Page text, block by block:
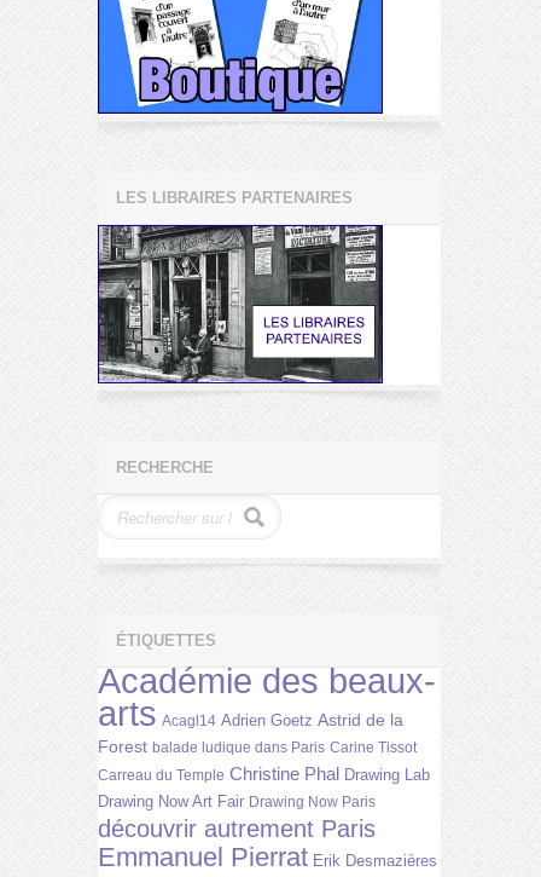
LES LIBRAIRES PARTENAIRES
RECHERCHE
ÉTIQUETTES
Académie des beaux-
arts Acagl14 Adrien Goetz Astrid de la
Forest balade ludique dans Paris Carine Tissot
Carreau du Temple Christine Phal Drawing Lab
Drawing Now Art Fair Drawing Now Paris
découvrir autrement Paris
Emmanuel Pierrat Erik Desmazières